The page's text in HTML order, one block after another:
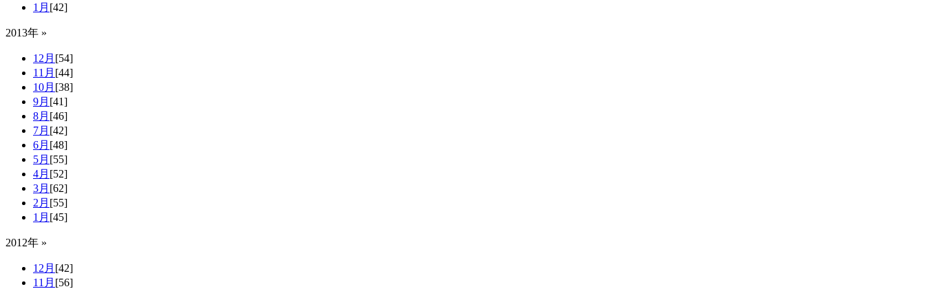
1月 [42]
2013年 »
12月 [54]
11月 [44]
10月 [38]
9月 [41]
8月 [46]
7月 [42]
6月 [48]
5月 [55]
4月 [52]
3月 [62]
2月 [55]
1月 [45]
2012年 »
12月 [42]
11月 [56]